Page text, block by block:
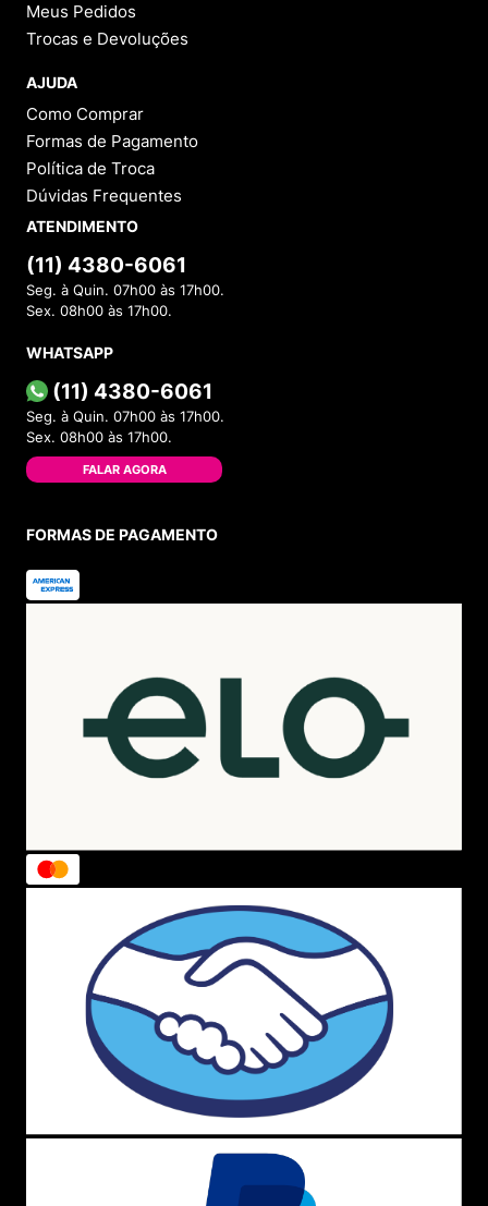
Meus Pedidos
Trocas e Devoluções
AJUDA
Como Comprar
Formas de Pagamento
Política de Troca
Dúvidas Frequentes
ATENDIMENTO
(11) 4380-6061
Seg. à Quin. 07h00 às 17h00.
Sex. 08h00 às 17h00.
WHATSAPP
(11) 4380-6061
Seg. à Quin. 07h00 às 17h00.
Sex. 08h00 às 17h00.
FALAR AGORA
FORMAS DE PAGAMENTO